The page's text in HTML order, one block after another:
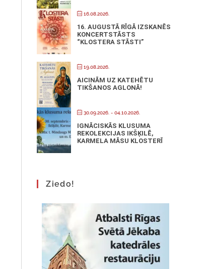
16.08.2026.
16. AUGUSTĀ RĪGĀ IZSKANĒS
KONCERTSTĀSTS
“KLOSTERA STĀSTI”
19.08.2026.
AICINĀM UZ KATEHĒTU
TIKŠANOS AGLONĀ!
30.09.2026. - 04.10.2026.
IGNĀCISKĀS KLUSUMA
REKOLEKCIJAS IKŠĶILĒ,
KARMELA MĀSU KLOSTERĪ
Ziedo!